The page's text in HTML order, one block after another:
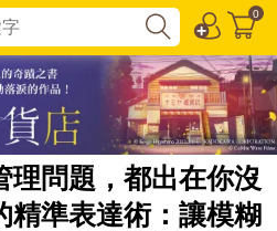
0
理問題，都出在你沒
精準表達術：讓模糊